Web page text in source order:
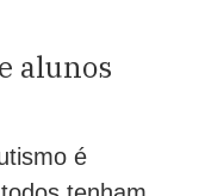
alunos
é
tenham